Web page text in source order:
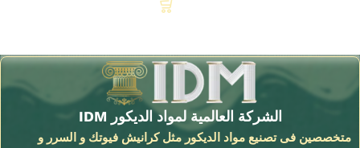
الشركة العالمية لمواد الديكور IDM
متخصصين فى تصنيع مواد الديكور مثل كرانيش فيوتك و السرر و